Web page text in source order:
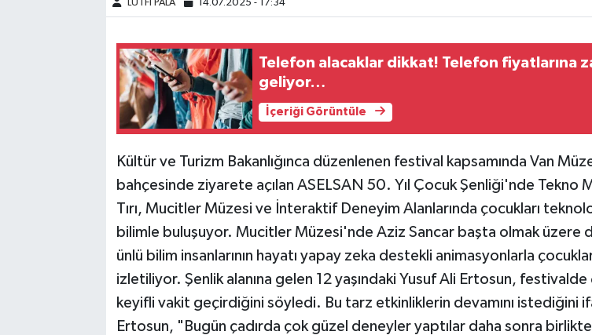
LÜTFİ PALA 14.07.2025 - 17:34
Telefon alacaklar dikkat! Telefon fiyatlarına
geliyor…
İçeriği Görüntüle
Kültür ve Turizm Bakanlığınca düzenlenen festival kapsamında Van
bahçesinde ziyarete açılan ASELSAN 50. Yıl Çocuk Şenliği'nde Tekno
Tırı, Mucitler Müzesi ve İnteraktif Deneyim Alanlarında çocukları
bilimle buluşuyor. Mucitler Müzesi'nde Aziz Sancar başta olmak üzere
ünlü bilim insanlarının hayatı yapay zeka destekli animasyonlarla
izletiliyor. Şenlik alanına gelen 12 yaşındaki Yusuf Ali Ertosun, festivalde
keyifli vakit geçirdiğini söyledi. Bu tarz etkinliklerin devamını istediğini
Ertosun, "Bugün çadırda çok güzel deneyler yaptılar daha sonra